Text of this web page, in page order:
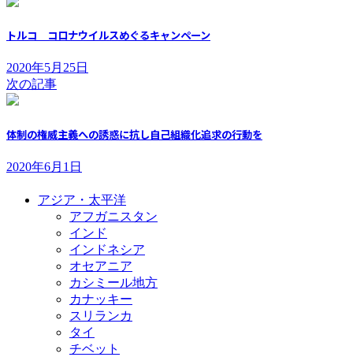
トルコ コロナウイルスめぐるキャンペーン
2020年5月25日
次の記事
体制の権威主義への誘惑に抗し自己組織化追求の行動を
2020年6月1日
アジア・太平洋
アフガニスタン
インド
インドネシア
オセアニア
カシミール地方
カナッキー
スリランカ
タイ
チベット